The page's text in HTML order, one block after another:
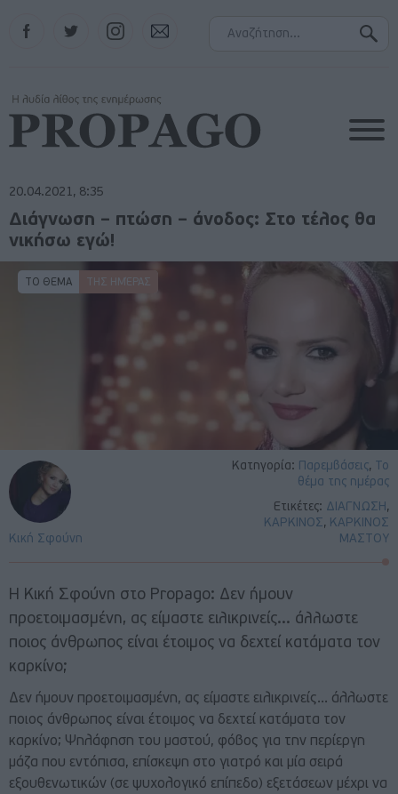
Instagram
20.04.2021, 8:35
ΤΟ ΘΕΜΑ ΤΗΣ ΗΜΈΡΑΣ
Κατηγορία: Παρεμβάσεις,
Το
θέμα της ημέρας
Ετικέτες: ΔΙΑΓΝΩΣΗ ,
ΚΑΡΚΙΝΟΣ, ΚΑΡΚΙΝΟΣ
ΜΑΣΤΟΥ
Κική Σφούνη
Διάγνωση – πτώση – άνοδος: Στο τέλος θα
νικήσω εγώ!
Η Κική Σφούνη στο Propago: Δεν ήμουν
προετοιμασμένη, ας είμαστε ειλικρινείς... άλλωστε
ποιος άνθρωπος είναι έτοιμος να δεχτεί κατάματα τον
καρκίνο;
Δεν ήμουν προετοιμασμένη, ας είμαστε ειλικρινείς… άλλωστε
ποιος άνθρωπος είναι έτοιμος να δεχτεί κατάματα τον
καρκίνο; Ψηλάφηση του μαστού, φόβος για την περίεργη
μάζα που εντόπισα, επίσκεψη στο γιατρό και μία σειρά
εξουθενωτικών (σε ψυχολογικό επίπεδο) εξετάσεων μέχρι να